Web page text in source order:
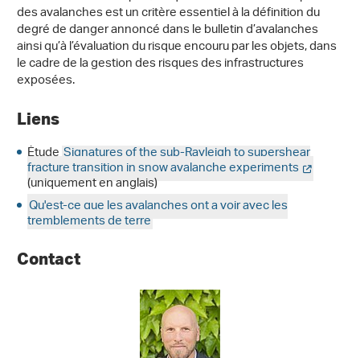
des avalanches est un critère essentiel à la définition du
degré de danger annoncé dans le bulletin d’avalanches
ainsi qu’à l’évaluation du risque encouru par les objets, dans
le cadre de la gestion des risques des infrastructures
exposées.
Liens
ÉtudeSignatures of the sub-Rayleigh to supershear
fracture transition in snow avalanche experiments
(uniquement en anglais)
Qu'est-ce que les avalanches ont a voir avec les
tremblements de terre
Contact